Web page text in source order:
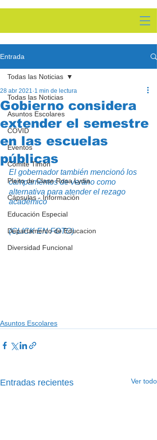
Entrada
Todas las Noticias
Asuntos Escolares
COVID
Eventos
Comite Timón
Pleito de Clase Rosa Lydia
Cápsulas - Información
Educación Especial
Departamento de Educacion
Diversidad Funcional
Todas las Noticias
Gobierno considera
extender el semestre
en las escuelas
públicas
28 abr 2021 1 min de lectura
El gobernador también mencionó los
campamentos de verano como
alternativa para atender el rezago
académico
(CLICK EN FOTO)
Asuntos Escolares
Entradas recientes Ver todo